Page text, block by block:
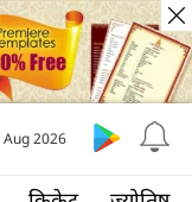
Aug 2026